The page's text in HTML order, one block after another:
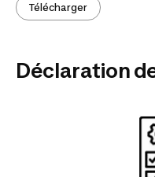
Télécharger
Déclaration